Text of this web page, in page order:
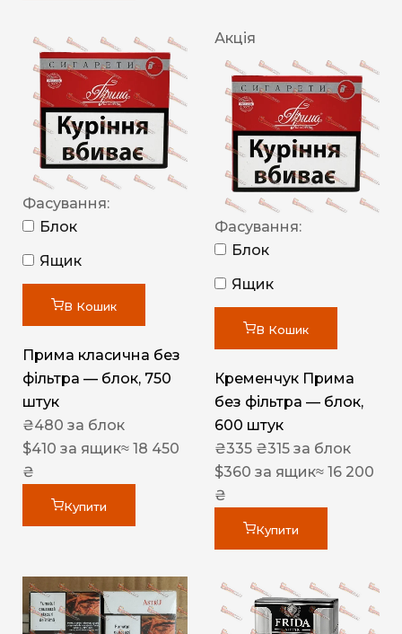
Фасування:
Блок
Ящик
В Кошик
Прима класична без
фільтра — блок, 750
штук
₴480 за блок
$410 за ящик≈ 18 450
₴
Купити
Акція
Фасування:
Блок
Ящик
В Кошик
Кременчук Прима
без фільтра — блок,
600 штук
₴335 ₴315 за блок
$360 за ящик≈ 16 200
₴
Купити